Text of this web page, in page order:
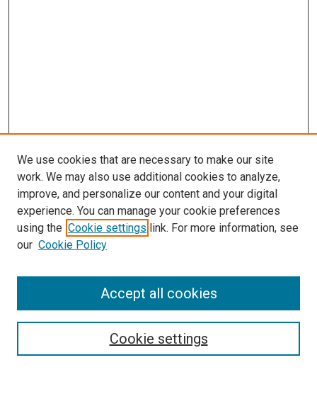
We use cookies that are necessary to make our site
work. We may also use additional cookies to analyze,
improve, and personalize our content and your digital
experience. You can manage your cookie preferences
using the Cookie settings link. For more information, see
our Cookie Policy
Cookie settings
Accept all cookies